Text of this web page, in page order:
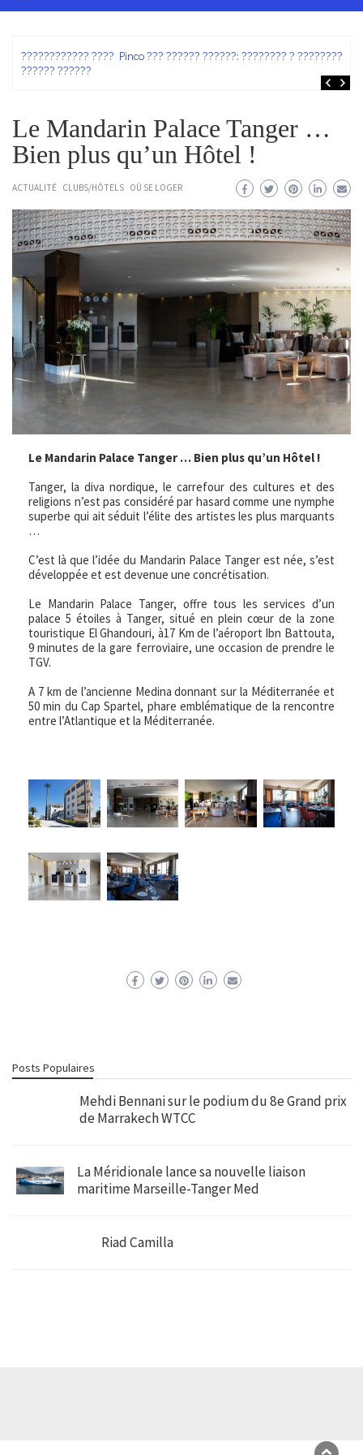
???????????? ???? Pinco ??? ?????? ??????: ???????? ? ???????? ?
?????? ??????
Le Mandarin Palace Tanger …
Bien plus qu’un Hôtel !
ACTUALITÉ CLUBS/HÔTELS OÙ SE LOGER
Le Mandarin Palace Tanger … Bien plus qu’un Hôtel !
Tanger, la diva nordique, le carrefour des cultures et des
religions n’est pas considéré par hasard comme une nymphe
superbe qui ait séduit l’élite des artistes les plus marquants
…
C’est là que l’idée du Mandarin Palace Tanger est née, s’est
développée et est devenue une concrétisation.
Le Mandarin Palace Tanger, offre tous les services d’un
palace 5 étoiles à Tanger, situé en plein cœur de la zone
touristique El Ghandouri, à17 Km de l’aéroport Ibn Battouta,
9 minutes de la gare ferroviaire, une occasion de prendre le
TGV.
A 7 km de l’ancienne Medina donnant sur la Méditerranée et
50 min du Cap Spartel, phare emblématique de la rencontre
entre l’Atlantique et la Méditerranée.
Posts Populaires
Mehdi Bennani sur le podium du 8e Grand prix
de Marrakech WTCC
La Méridionale lance sa nouvelle liaison
maritime Marseille-Tanger Med
Riad Camilla